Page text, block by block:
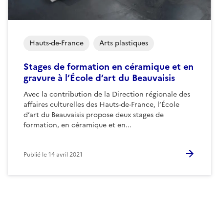
Stages de formation en céramique et en
gravure à l’École d’art du Beauvaisis
Avec la contribution de la Direction régionale des
affaires culturelles des Hauts-de-France, l’École
d’art du Beauvaisis propose deux stages de
formation, en céramique et en...
Hauts-de-France Arts plastiques
Publié le14 avril 2021